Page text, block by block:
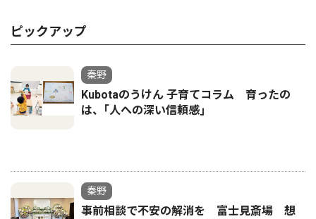
ピックアップ
秦野
Kubotaのうけん 子育てコラム 育ったの
は、｢人への深い信頼感｣
秦野
事前相談で不安の解消を 富士見斎場 想